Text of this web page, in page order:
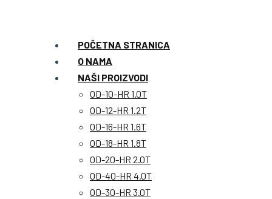
POČETNA STRANICA
O NAMA
NAŠI PROIZVODI
OD-10-HR 1.0T
OD-12-HR 1.2T
OD-16-HR 1.6T
OD-18-HR 1.8T
OD-20-HR 2.0T
OD-40-HR 4.0T
OD-30-HR 3.0T